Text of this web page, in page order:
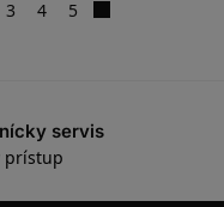
3 4 5
servis
prístup